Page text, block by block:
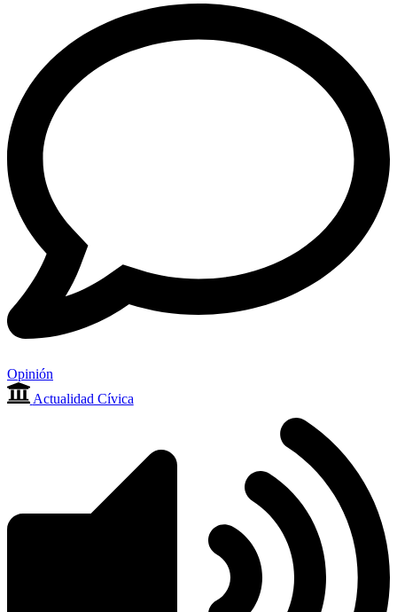
Opinión
Actualidad Cívica